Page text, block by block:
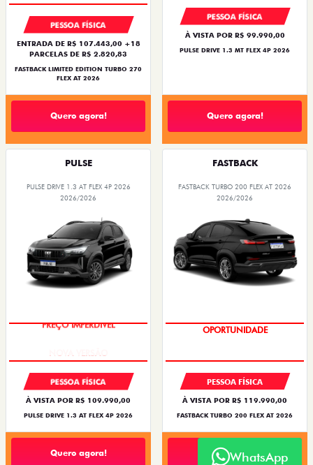
PESSOA FÍSICA
ENTRADA DE R$ 107.443,00 +18
PARCELAS DE R$ 2.820,83
FASTBACK LIMITED EDITION TURBO 270
FLEX AT 2026
Quero agora!
PESSOA FÍSICA
À VISTA POR R$ 99.990,00
PULSE DRIVE 1.3 MT FLEX 4P 2026
Quero agora!
PULSE
PULSE DRIVE 1.3 AT FLEX 4P 2026
2026/2026
PREÇO IMPERDÍVEL
PESSOA FÍSICA
À VISTA POR R$ 109.990,00
PULSE DRIVE 1.3 AT FLEX 4P 2026
Quero agora!
FASTBACK
FASTBACK TURBO 200 FLEX AT 2026
2026/2026
OPORTUNIDADE
PESSOA FÍSICA
À VISTA POR R$ 119.990,00
FASTBACK TURBO 200 FLEX AT 2026
Quero agora!
WhatsApp